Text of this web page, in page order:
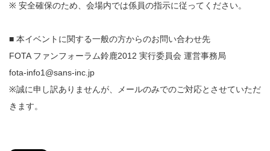
※ 安全確保のため、会場内では係員の指示に従ってください。
■ 本イベントに関する一般の方からのお問い合わせ先
FOTA ファンフォーラム鈴鹿2012 実行委員会 運営事務局
fota-info1@sans-inc.jp
※誠に申し訳ありませんが、メールのみでのご対応とさせていただ
きます。